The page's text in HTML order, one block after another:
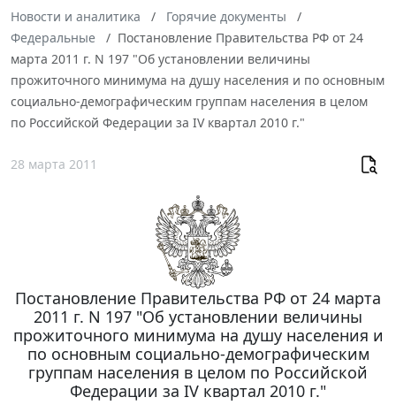
Новости и аналитика
Горячие документы
Федеральные
Постановление Правительства РФ от 24
марта 2011 г. N 197 "Об установлении величины
прожиточного минимума на душу населения и по основным
социально-демографическим группам населения в целом
по Российской Федерации за IV квартал 2010 г."
28 марта 2011
Постановление Правительства РФ от 24 марта
2011 г. N 197 "Об установлении величины
прожиточного минимума на душу населения и
по основным социально-демографическим
группам населения в целом по Российской
Федерации за IV квартал 2010 г."